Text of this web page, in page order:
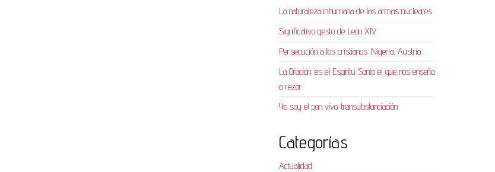
La naturaleza inhumana de las armas nucleares
Significativo gesto de León XIV
Persecución a los cristianos: Nigeria, Austria
La Oración: es el Espíritu Santo el que nos enseña
a rezar.
Yo soy el pan vivo: transubstanciación
Categorías
Actualidad